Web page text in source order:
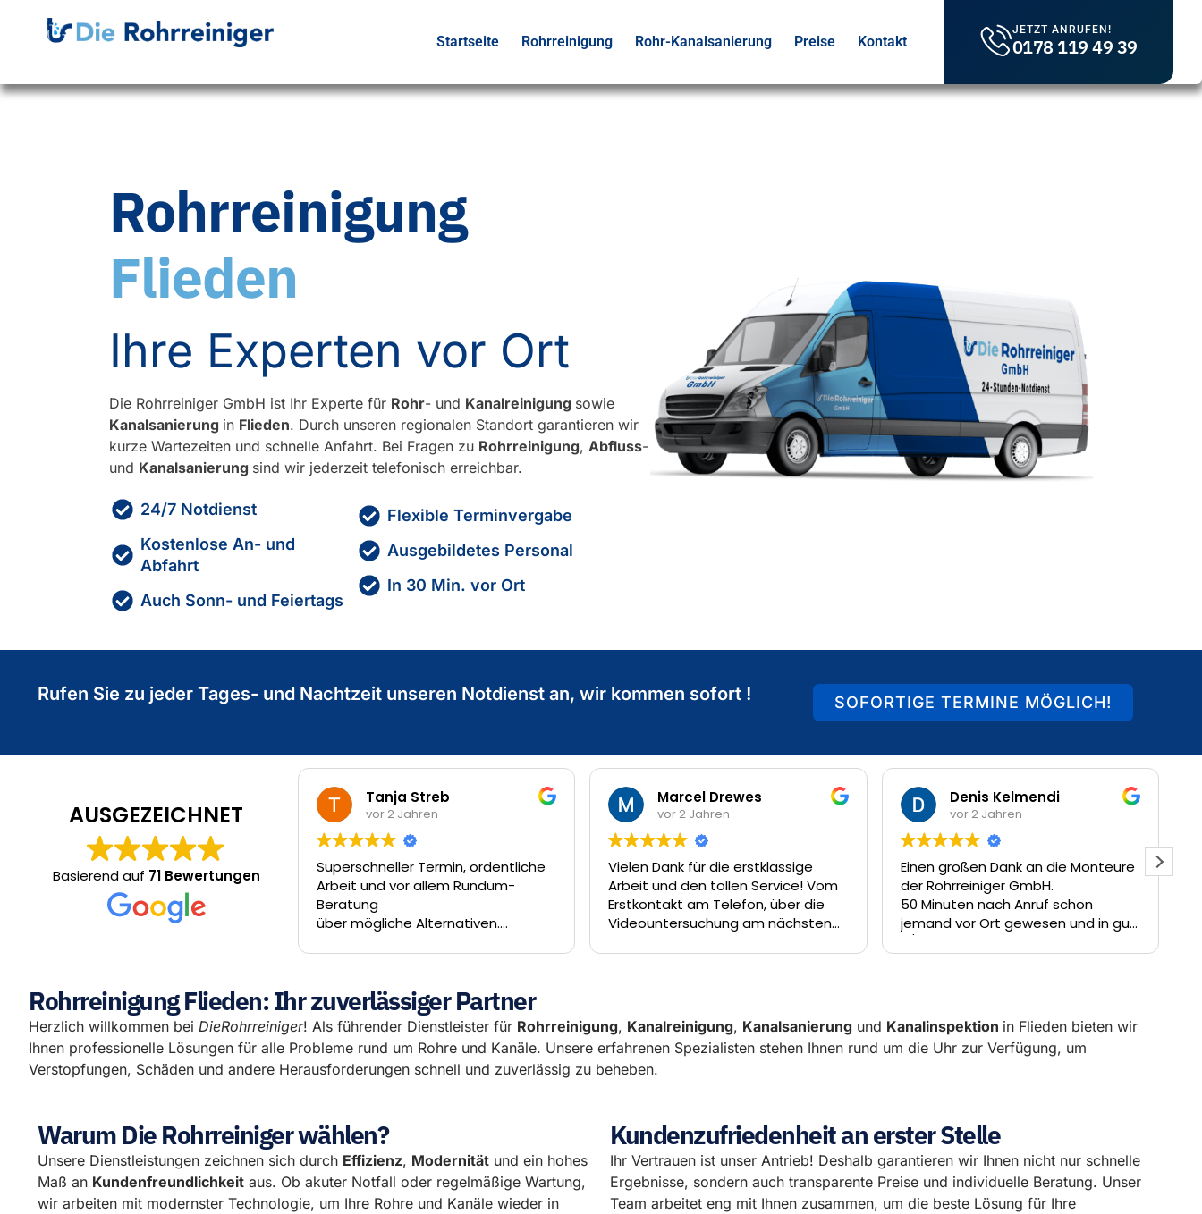
Startseite Rohrreinigung Rohr-Kanalsanierung Preise Kontakt
JETZT ANRUFEN!
0178 119 49 39
Rohrreinigung
Flieden
Ihre Experten vor Ort
Die Rohrreiniger GmbH ist Ihr Experte für Rohr- und Kanalreinigung sowie
Kanalsanierung in Flieden. Durch unseren regionalen Standort garantieren wir
kurze Wartezeiten und schnelle Anfahrt. Bei Fragen zu Rohrreinigung, Abfluss-
und Kanalsanierung sind wir jederzeit telefonisch erreichbar.
24/7 Notdienst
Kostenlose An- und
Abfahrt
Auch Sonn- und Feiertags
Flexible Terminvergabe
Ausgebildetes Personal
In 30 Min. vor Ort
Rufen Sie zu jeder Tages- und Nachtzeit unseren Notdienst an, wir kommen sofort ! SOFORTIGE TERMINE MÖGLICH!
AUSGEZEICHNET
Basierend auf 71 Bewertungen
vor 2 Jahren
Superschneller Termin, ordentliche
Arbeit und vor allem Rundum-
über mögliche Alternativen.
Marcel Drewes
vor 2 Jahren
Vielen Dank für die erstklassige
Arbeit und den tollen Service! Vom
Erstkontakt am Telefon, über die
Videountersuchung am nächsten
besser laufen können. Das Team
um Firat, Ferat und Enrico hat eine
hervorragende Arbeit geleistet. Wir
können Die Rohrreiniger GmbH
wärmstens empfehlen.
Denis Kelmendi
vor 2 Jahren
Einen großen Dank an die Monteure
der Rohrreiniger GmbH.
50 Minuten nach Anruf schon
jemand vor Ort gewesen und in gut
Heiko Schnurbusch
vor 2 Jahren
Sehr freundlich .... sofort vor Ort ....
hier wird man nicht vertröstet ....
sehr gut weiter so .... ich würde mich
sofort wieder hier melden .... großes
Rohrreinigung Flieden: Ihr zuverlässiger Partner
Herzlich willkommen bei DieRohrreiniger! Als führender Dienstleister für Rohrreinigung, Kanalreinigung, Kanalsanierung und Kanalinspektion in Flieden bieten wir
Ihnen professionelle Lösungen für alle Probleme rund um Rohre und Kanäle. Unsere erfahrenen Spezialisten stehen Ihnen rund um die Uhr zur Verfügung, um
Verstopfungen, Schäden und andere Herausforderungen schnell und zuverlässig zu beheben.
Warum Die Rohrreiniger wählen?
Unsere Dienstleistungen zeichnen sich durch Effizienz, Modernität und ein hohes
Maß an Kundenfreundlichkeit aus. Ob akuter Notfall oder regelmäßige Wartung,
wir arbeiten mit modernster Technologie, um Ihre Rohre und Kanäle wieder in
Kundenzufriedenheit an erster Stelle
Ihr Vertrauen ist unser Antrieb! Deshalb garantieren wir Ihnen nicht nur schnelle
Ergebnisse, sondern auch transparente Preise und individuelle Beratung. Unser
Team arbeitet eng mit Ihnen zusammen, um die beste Lösung für Ihre